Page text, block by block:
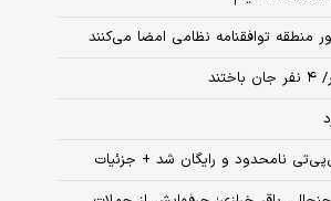
نامحدود و رایگان شد + جزئیات